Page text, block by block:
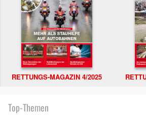
RETTUNGS-MAGAZIN 4/2025
Top-Themen